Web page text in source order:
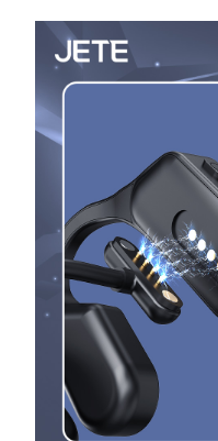
9 September 2025
Mantap betul
★★★★★
Ba*** Y***
11 Juli 2025
★★★★★
Ba*** Y***
11 Juli 2025